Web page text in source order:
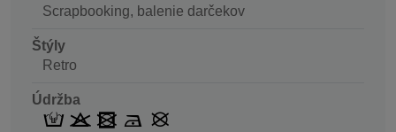
Scrapbooking, balenie darčekov
Štýly
Retro
Údržba